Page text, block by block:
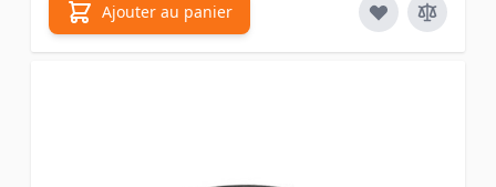
Ajouter au panier